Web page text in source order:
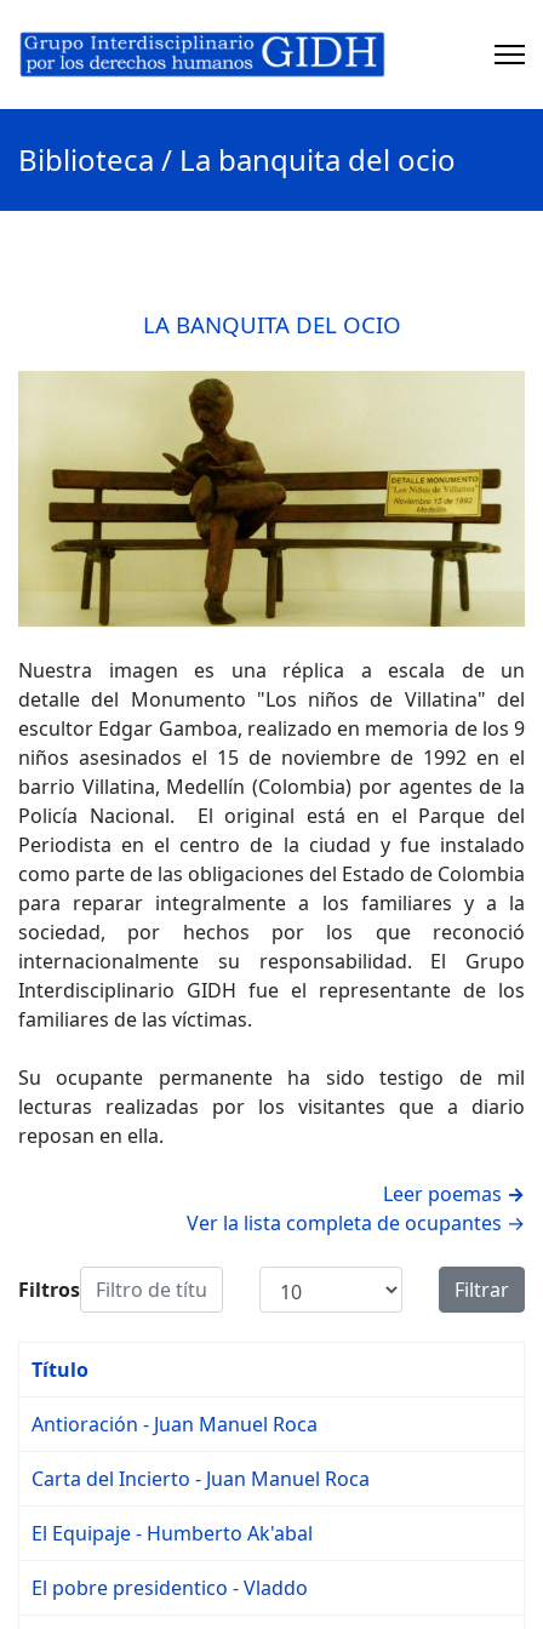
Biblioteca / La banquita del ocio
LA BANQUITA DEL OCIO
Nuestra imagen es una réplica a escala de un
detalle del Monumento "Los niños de Villatina" del
escultor Edgar Gamboa, realizado en memoria de los 9
niños asesinados el 15 de noviembre de 1992 en el
barrio Villatina, Medellín (Colombia) por agentes de la
Policía Nacional. El original está en el Parque del
Periodista en el centro de la ciudad y fue instalado
como parte de las obligaciones del Estado de Colombia
para reparar integralmente a los familiares y a la
sociedad, por hechos por los que reconoció
internacionalmente su responsabilidad. El Grupo
Interdisciplinario GIDH fue el representante de los
familiares de las víctimas.
Su ocupante permanente ha sido testigo de mil
lecturas realizadas por los visitantes que a diario
reposan en ella.
Leer poemas →
Ver la lista completa de ocupantes →
Filtros Filtro de título Mostrar # Filtrar
Título
Antioración - Juan Manuel Roca
Carta del Incierto - Juan Manuel Roca
El Equipaje - Humberto Ak'abal
El pobre presidentico - Vladdo